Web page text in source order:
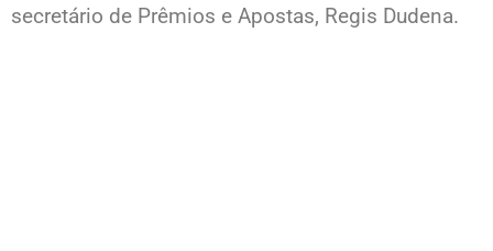
secretário de Prêmios e Apostas, Regis Dudena.